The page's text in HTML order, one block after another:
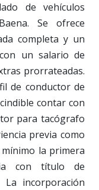
de vehículos
Se ofrece
completa y un
un salario de
prorrateadas.
de conductor de
contar con
para tacógrafo
previa como
la primera
con título de
La incorporación